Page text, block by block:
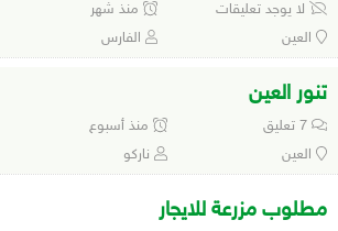
لا يوجد تعليقات
منذ شهر
العين
الفارس
تنور العين
7 تعليق
منذ أسبوع
العين
ناركو
مطلوب مزرعة للايجار